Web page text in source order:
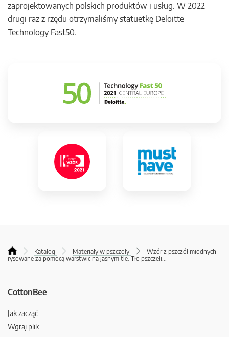
zaprojektowanych polskich produktów i usług. W 2022
drugi raz z rzędu otrzymaliśmy statuetkę Deloitte
Technology Fast50.
Katalog Materiały w pszczoły
Wzór z pszczół miodnych
rysowane za pomocą warstwic na jasnym tle. Tło pszczeli...
CottonBee
Jak zacząć
Wgraj plik